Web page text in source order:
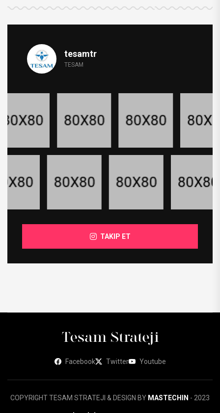
tesamtr
TESAM
TAKIP ET
Facebook Twitter Youtube
COPYRIGHT TESAM STRATEJI & DESIGN BY MASTECHIN - 2023